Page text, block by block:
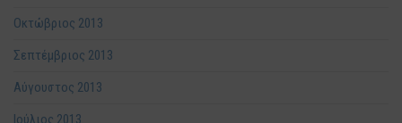
Οκτώβριος 2013
Σεπτέμβριος 2013
Αύγουστος 2013
Ιούλιος 2013